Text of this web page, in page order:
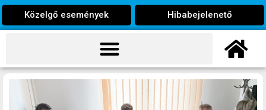
Közelgő események Hibabejelenető